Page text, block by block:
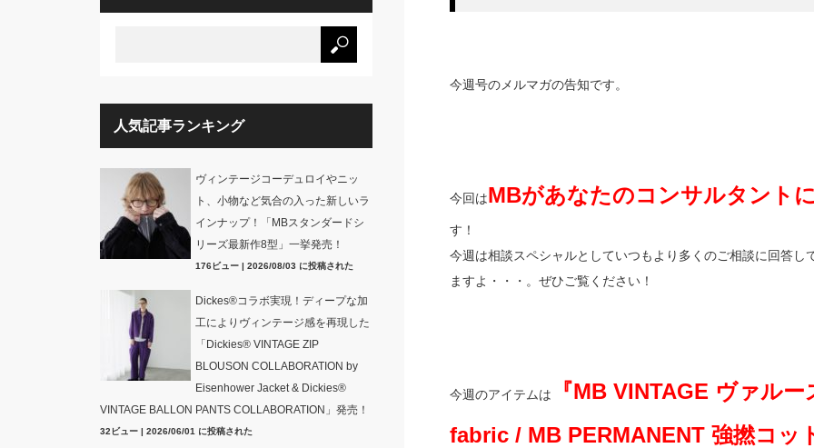
今週号のメルマガの告知です。
今回はMBがあなたのコンサルタント
す！
今週は相談スペシャルとしていつもより多くのご相談に回答
ますよ・・・。ぜひご覧ください！
今週のアイテムは
『MB VINTAGE ヴァル
fabric / MB PERMANENT 強撚コッ
人気記事ランキング
ヴィンテージコーデュロイやニッ
ト、小物など気合の入った新しいラ
インナップ！「MBスタンダードシ
リーズ最新作8型」一挙発売！
176ビュー| 2026/08/03 に投稿された
Dickes®コラボ実現！ディープな加
工によりヴィンテージ感を再現した
「Dickies® VINTAGE ZIP
BLOUSON COLLABORATION by
Eisenhower Jacket & Dickies®
VINTAGE BALLON PANTS COLLABORATION」発売！
32ビュー| 2026/06/01 に投稿された